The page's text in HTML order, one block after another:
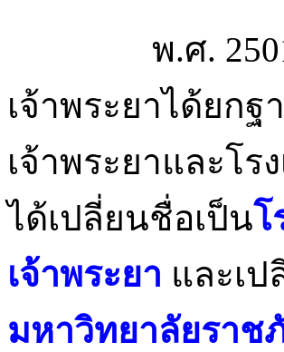
พ.ศ. 2501 โ
เจ้าพระยาได้ยก
เจ้าพระยาและโ
ได้เปลี่ยนชื่อเป็นโ
เจ้าพระยา และเป
มหาวิทยาลัยราช